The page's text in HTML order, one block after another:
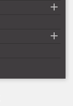

